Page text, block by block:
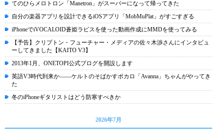
てのひらメロトロン「Manetron」がスーパーになって帰ってきた
自分の楽器アプリを設計できるiOSアプリ「MobMuPlat」がすごすぎる
iPhoneでiVOCALOID蒼姫ラピスを使った動画作成にMMDを使ってみる
【予告】クリプトン・フューチャー・メディアの佐々木渉さんにインタビュ
ーしてきました【KAITO V3】
2013年1月、ONETOPI公式ブログを開設します
英語V3時代到来か――ケルトのそばかすボカロ「Avanna」ちゃんがやってき
た
冬のiPhoneギタリストはどう防寒すべきか
2026年7月